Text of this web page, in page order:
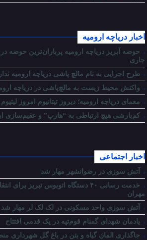
اخبار دریاچه ارومیه
حوضه آبریز دریاچه ارومیه پرباران‌ترین حوضه‌
جاری
طرح اجرایی به نام مالچ پاشی دریاچه ارومیه
واکنش محیط زیست به مالچ‌پاشی در دریاچه
معمای دریاچه ارومیه؛ دیروز تیتانیوم امروز لیتیوم
کم‌بارشی هیچ ارتباطی به “هارپ” و عقیم‌سازی
اخبار اجتماعی
آتش سوزی در رضوانشهر مهار شد
خدمت رسانی ۴۰ دستگاه اتوبوس تبریز
مهران
آتش سوزی واحد مسکونی در لک لک لر مهار شد
یادمان شهدای گمنام قوم‌تپه در یک قدمی افتتاح
جاگذاری المان گیاه و بتن در باغ گل شهرداری